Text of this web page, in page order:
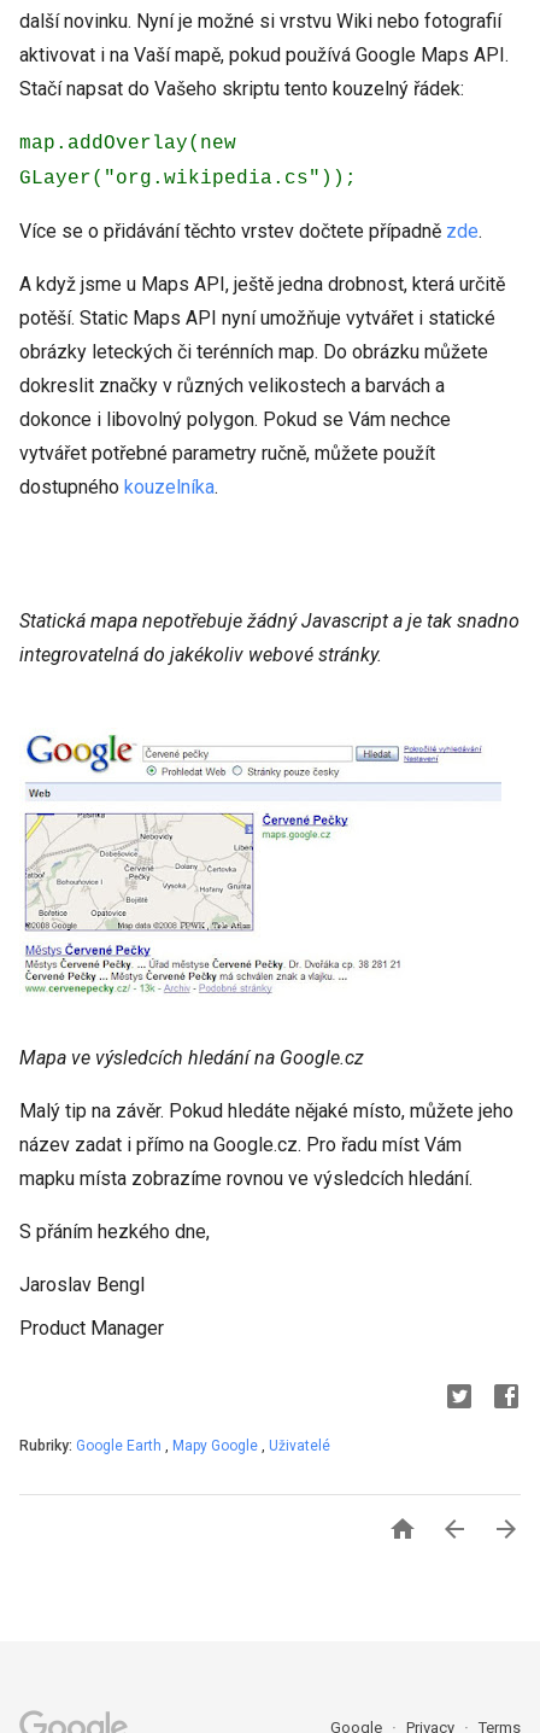
další novinku. Nyní je možné si vrstvu Wiki nebo fotografií
aktivovat i na Vaší mapě, pokud používá Google Maps API.
Stačí napsat do Vašeho skriptu tento kouzelný řádek:
map.addOverlay(new
GLayer("org.wikipedia.cs"));
Více se o přidávání těchto vrstev dočtete případně zde.
A když jsme u Maps API, ještě jedna drobnost, která určitě
potěší. Static Maps API nyní umožňuje vytvářet i statické
obrázky leteckých či terénních map. Do obrázku můžete
dokreslit značky v různých velikostech a barvách a
dokonce i libovolný polygon. Pokud se Vám nechce
vytvářet potřebné parametry ručně, můžete použít
dostupného kouzelníka.
Statická mapa nepotřebuje žádný Javascript a je tak snadno
integrovatelná do jakékoliv webové stránky.
Mapa ve výsledcích hledání na Google.cz
Malý tip na závěr. Pokud hledáte nějaké místo, můžete jeho
název zadat i přímo na Google.cz. Pro řadu míst Vám
mapku místa zobrazíme rovnou ve výsledcích hledání.
S přáním hezkého dne,
Jaroslav Bengl
Product Manager
Rubriky: Google Earth , Mapy Google , Uživatelé
  
Google Privacy Terms